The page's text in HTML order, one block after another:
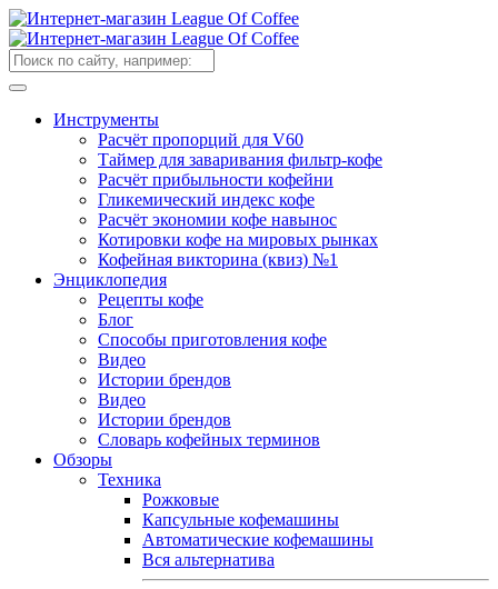
Инструменты
Расчёт пропорций для V60
Таймер для заваривания фильтр-кофе
Расчёт прибыльности кофейни
Гликемический индекс кофе
Расчёт экономии кофе навынос
Котировки кофе на мировых рынках
Кофейная викторина (квиз) №1
Энциклопедия
Рецепты кофе
Блог
Способы приготовления кофе
Видео
Истории брендов
Видео
Истории брендов
Словарь кофейных терминов
Обзоры
Техника
Рожковые
Капсульные кофемашины
Автоматические кофемашины
Вся альтернатива